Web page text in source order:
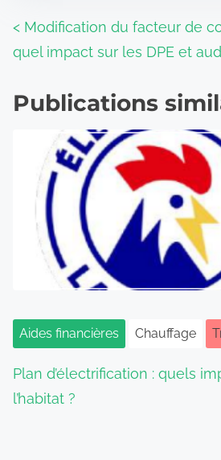
< Modification du facteur de
quel impact sur les DPE et
Publications
Aides financières Chauffage
Plan d’électrification : quels
l’habitat ?